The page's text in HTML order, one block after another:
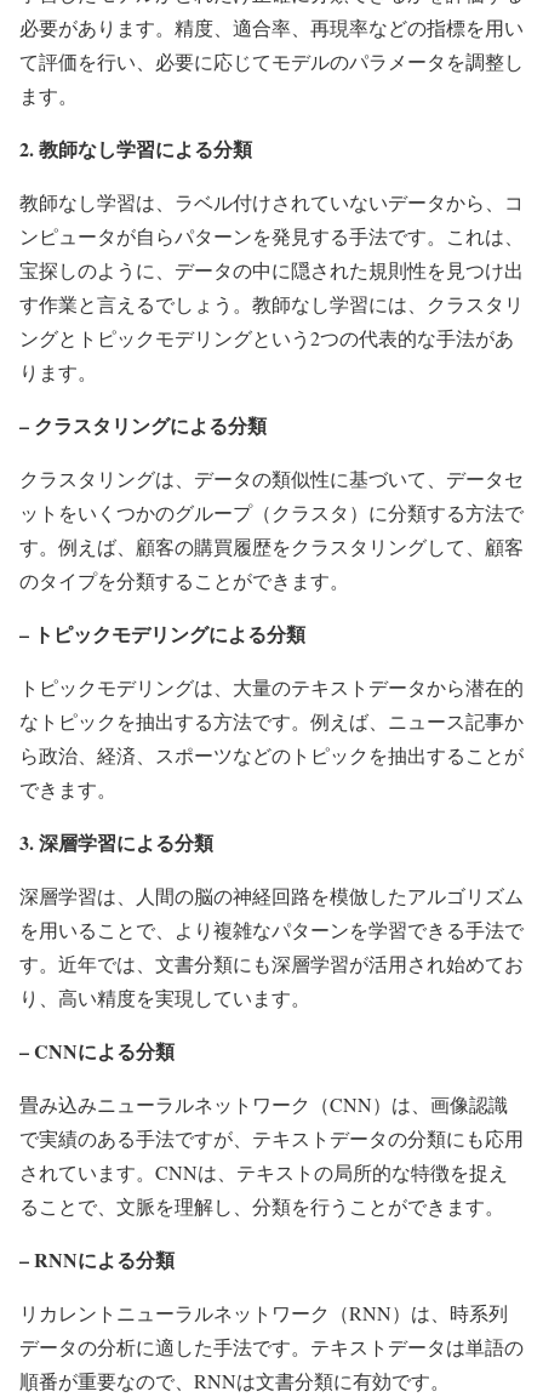
必要があります。精度、適合率、再現率などの指標を用い
て評価を行い、必要に応じてモデルのパラメータを調整し
ます。
2. 教師なし学習による分類
教師なし学習は、ラベル付けされていないデータから、コ
ンピュータが自らパターンを発見する手法です。これは、
宝探しのように、データの中に隠された規則性を見つけ出
す作業と言えるでしょう。教師なし学習には、クラスタリ
ングとトピックモデリングという2つの代表的な手法があ
ります。
– クラスタリングによる分類
クラスタリングは、データの類似性に基づいて、データセ
ットをいくつかのグループ（クラスタ）に分類する方法で
す。例えば、顧客の購買履歴をクラスタリングして、顧客
のタイプを分類することができます。
– トピックモデリングによる分類
トピックモデリングは、大量のテキストデータから潜在的
なトピックを抽出する方法です。例えば、ニュース記事か
ら政治、経済、スポーツなどのトピックを抽出することが
できます。
3. 深層学習による分類
深層学習は、人間の脳の神経回路を模倣したアルゴリズム
を用いることで、より複雑なパターンを学習できる手法で
す。近年では、文書分類にも深層学習が活用され始めてお
り、高い精度を実現しています。
– CNNによる分類
畳み込みニューラルネットワーク（CNN）は、画像認識
で実績のある手法ですが、テキストデータの分類にも応用
されています。CNNは、テキストの局所的な特徴を捉え
ることで、文脈を理解し、分類を行うことができます。
– RNNによる分類
リカレントニューラルネットワーク（RNN）は、時系列
データの分析に適した手法です。テキストデータは単語の
順番が重要なので、RNNは文書分類に有効です。